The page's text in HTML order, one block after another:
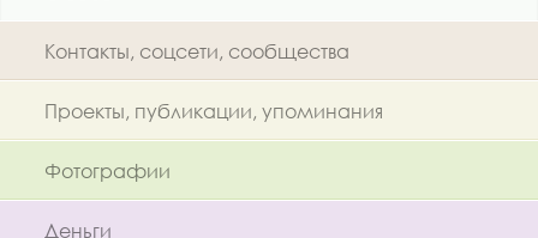
Контакты, соцсети, сообщества
Проекты, публикации, упоминания
Фотографии
Деньги